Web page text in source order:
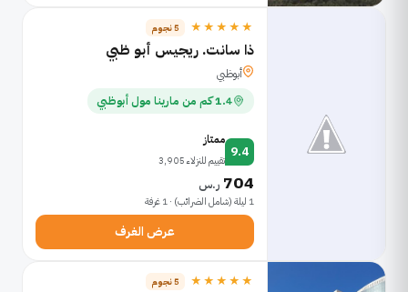
★★★★★ 5 نجوم
ذا سانت. ريجيس أبو ظبي
أبوظبي
1.4 كم من مارينا مول أبوظبي
9.4
ممتاز
تقييم للنزلاء 3,905
704 ر.س
1 ليلة (شامل الضرائب) · 1 غرفة
عرض الغرف
★★★★★ 5 نجوم